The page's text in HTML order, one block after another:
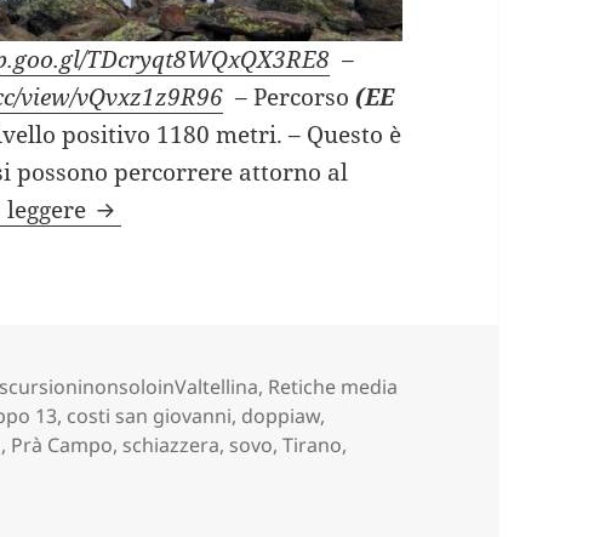
TDcryqt8WQxQX3RE8 –
view/vQvxz1z9R96 – Percorso(EE
positivo 1180 metri. – Questo è
percorrere attorno al
CIPPO 13 e LAGHI DI SCHIAZZERA da Prà
, Retiche media
13, costi san giovanni, doppiaw,
, Prà Campo, schiazzera, sovo,Tirano,